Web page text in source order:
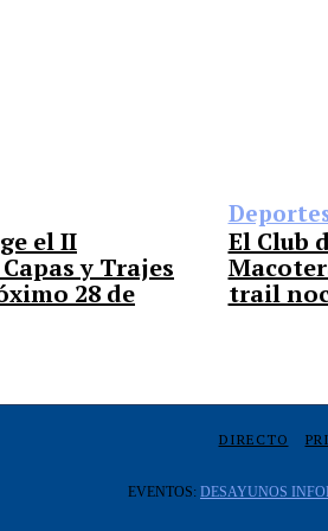
el II
y Trajes
28 de
El Club
trail
DIRECTO
EVENTOS: DESAYUNOS